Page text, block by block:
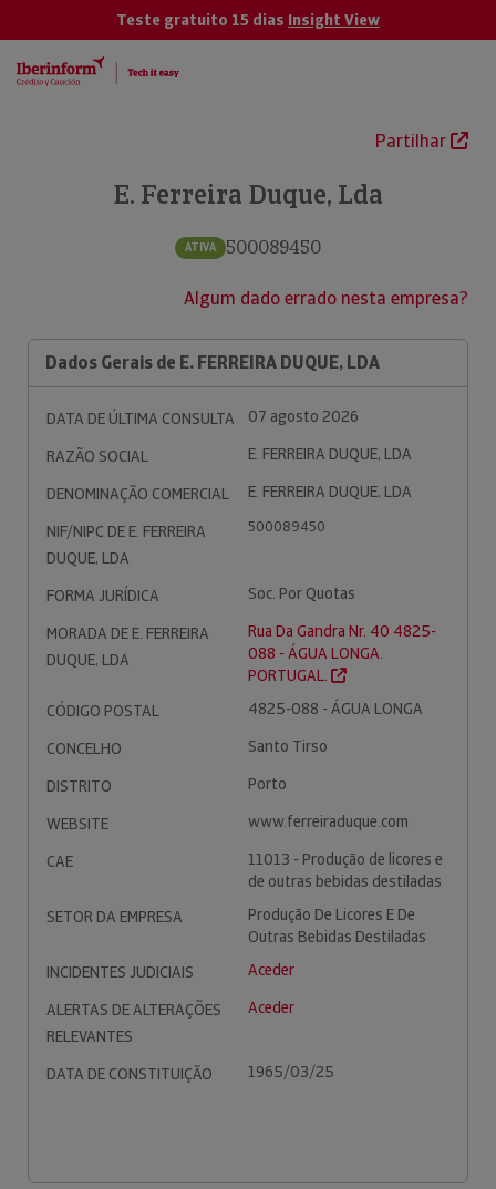
Teste gratuito 15 dias Insight View
Partilhar
E. Ferreira Duque, Lda
ATIVA 500089450
Algum dado errado nesta empresa?
Dados Gerais de E. FERREIRA DUQUE, LDA
DATA DE ÚLTIMA CONSULTA
07 agosto 2026
RAZÃO SOCIAL
E. FERREIRA DUQUE, LDA
DENOMINAÇÃO COMERCIAL
E. FERREIRA DUQUE, LDA
NIF/NIPC DE E. FERREIRA
DUQUE, LDA
500089450
FORMA JURÍDICA
Soc. Por Quotas
MORADA DE E. FERREIRA
DUQUE, LDA
Rua Da Gandra Nr. 40 4825-
088 - ÁGUA LONGA.
PORTUGAL.
CÓDIGO POSTAL
4825-088 - ÁGUA LONGA
CONCELHO
Santo Tirso
DISTRITO
Porto
WEBSITE
www.ferreiraduque.com
CAE
11013 - Produção de licores e
de outras bebidas destiladas
SETOR DA EMPRESA
Produção De Licores E De
Outras Bebidas Destiladas
INCIDENTES JUDICIAIS
Aceder
ALERTAS DE ALTERAÇÕES
RELEVANTES
Aceder
DATA DE CONSTITUIÇÃO 1965/03/25